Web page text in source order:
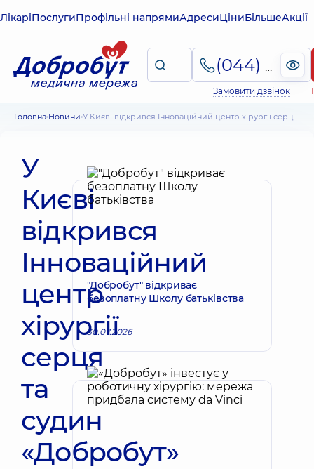
ЛікаріПослугиПрофільні напрямиАдресиЦіниБільшеАкції
(044) 495-2-888
Замовити дзвінок
Головна Новини У Києві відкрився Інноваційний центр хірургії серця та судин «Добробут»
У
Києві
відкрився
Інноваційний
центр
хірургії
серця
та
судин
«Добробут»
"Добробут" відкриває
безоплатну Школу батьківства
30.07.2026